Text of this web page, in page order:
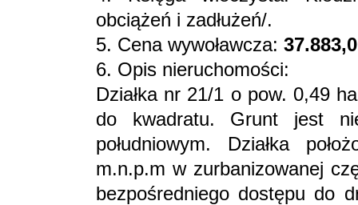
obciążeń i zadłużeń/.
5. Cena wywoławcza:
6. Opis nieruchomości:
Działka nr 21/1 o pow. 0,49
do kwadratu. Grunt jest
południowym. Działka
m.n.p.m w zurbanizowanej
bezpośredniego dostępu do